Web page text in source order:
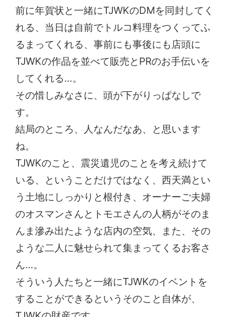
前に年賀状と一緒にTJWKのDMを同封してく
れる、当日は自前でトルコ料理をつくってふ
るまってくれる、事前にも事後にも店頭に
TJWKの作品を並べて販売とPRのお手伝いを
してくれる…。
その惜しみなさに、頭が下がりっぱなしで
す。
結局のところ、人なんだなあ、と思います
ね。
TJWKのこと、震災遺児のことを考え続けて
いる、ということだけではなく、西天満とい
う土地にしっかりと根付き、オーナーご夫婦
のオスマンさんとトモエさんの人柄がそのま
んま滲み出たような店内の空気、また、その
ような二人に魅せられて集まってくるお客さ
ん…。
そういう人たちと一緒にTJWKのイベントを
することができるというそのこと自体が、